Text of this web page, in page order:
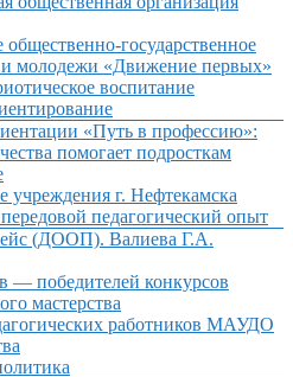
государственное
молодежи «Движение первых»
воспитание
«Путь в профессию»:
помогает подросткам
учреждения г. Нефтекамска
педагогический опыт
(ДООП). Валиева Г.А.
— победителей конкурсов
мастерства
работников МАУДО